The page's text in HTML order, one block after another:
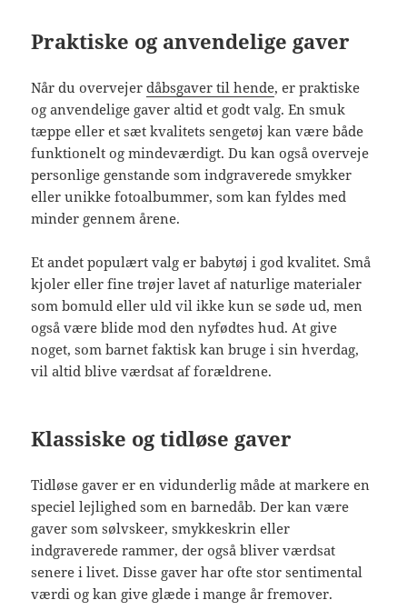
Praktiske og anvendelige gaver
Når du overvejerdåbsgaver til hende, er praktiske
og anvendelige gaver altid et godt valg. En smuk
tæppe eller et sæt kvalitets sengetøj kan være både
funktionelt og mindeværdigt. Du kan også overveje
personlige genstande som indgraverede smykker
eller unikke fotoalbummer, som kan fyldes med
minder gennem årene.
Et andet populært valg er babytøj i god kvalitet. Små
kjoler eller fine trøjer lavet af naturlige materialer
som bomuld eller uld vil ikke kun se søde ud, men
også være blide mod den nyfødtes hud. At give
noget, som barnet faktisk kan bruge i sin hverdag,
vil altid blive værdsat af forældrene.
Klassiske og tidløse gaver
Tidløse gaver er en vidunderlig måde at markere en
speciel lejlighed som en barnedåb. Der kan være
gaver som sølvskeer, smykkeskrin eller
indgraverede rammer, der også bliver værdsat
senere i livet. Disse gaver har ofte stor sentimental
værdi og kan give glæde i mange år fremover.